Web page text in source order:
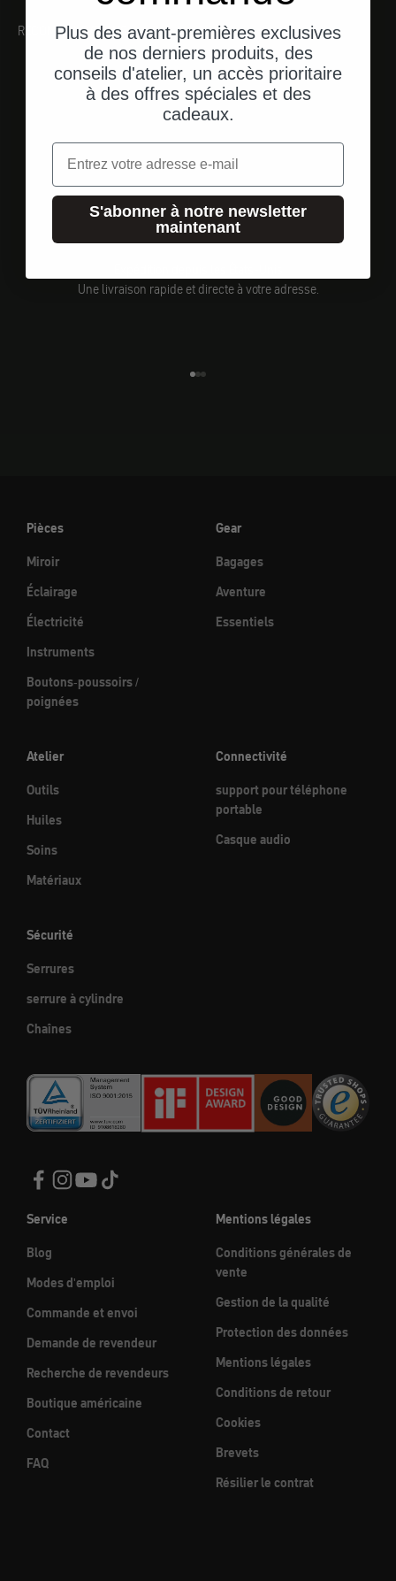
RECOMMANDATIONS
Une livraison rapide et directe à votre adresse.
Pièces
Miroir
Éclairage
Électricité
Instruments
Boutons-poussoirs /
poignées
Gear
Bagages
Aventure
Essentiels
Atelier
Outils
Huiles
Soins
Matériaux
Connectivité
support pour téléphone
portable
Casque audio
Sécurité
Serrures
serrure à cylindre
Chaînes
Service
Blog
Modes d'emploi
Commande et envoi
Demande de revendeur
Recherche de revendeurs
Boutique américaine
Contact
FAQ
Mentions légales
Conditions générales de
vente
Gestion de la qualité
Protection des données
Mentions légales
Conditions de retour
Cookies
Brevets
Résilier le contrat
Plus des avant-premières exclusives
de nos derniers produits, des
conseils d'atelier, un accès prioritaire
à des offres spéciales et des
cadeaux.
Email
S'abonner à notre newsletter
maintenant